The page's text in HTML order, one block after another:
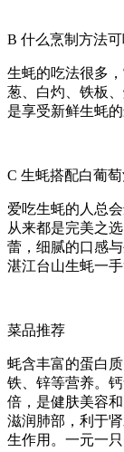
B 什么烹制方法
生蚝的吃法很多
葱、白灼、铁板
是享受新鲜生蚝
C 生蚝搭配白葡
爱吃生蚝的人总
从来都是完美之
蕾，细腻的口感
湛江台山生蚝一
菜品推荐
蚝含丰富的蛋白
铁、锌等营养。
倍，是健肤美容
滋润肺部，利于
生作用。一元一